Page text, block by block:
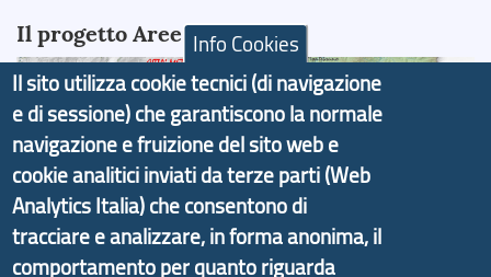
Il progetto Aree Interne
Il portale di marketing territoriale e sviluppo locale
di Genova Città Metropolitana si è sviluppato a
partire dal progetto nazionale Aree Interne
promosso dal Dipartimento per lo Sviluppo
Info Cookies
Il sito utilizza cookie tecnici (di navigazione
e di sessione) che garantiscono la normale
navigazione e fruizione del sito web e
cookie analitici inviati da terze parti (Web
Analytics Italia) che consentono di
tracciare e analizzare, in forma anonima, il
comportamento per quanto riguarda